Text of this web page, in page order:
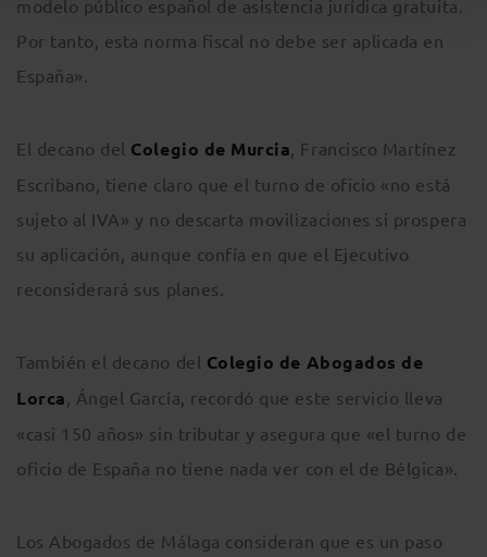
modelo público español de asistencia jurídica gratuita.
Por tanto, esta norma fiscal no debe ser aplicada en
España».
El decano del Colegio de Murcia, Francisco Martínez
Escribano, tiene claro que el turno de oficio «no está
sujeto al IVA» y no descarta movilizaciones si prospera
su aplicación, aunque confía en que el Ejecutivo
reconsiderará sus planes.
También el decano del Colegio de Abogados de
Lorca, Ángel García, recordó que este servicio lleva
«casi 150 años» sin tributar y asegura que «el turno de
oficio de España no tiene nada ver con el de Bélgica».
Los Abogados de Málaga consideran que es un paso